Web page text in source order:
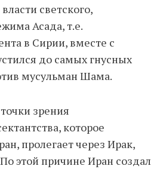
светского,
Асада, т.е.
в Сирии, вместе с
до самых гнусных
мусульман Шама.
зрения
которое
пролегает через Ирак,
этой причине Иран создал